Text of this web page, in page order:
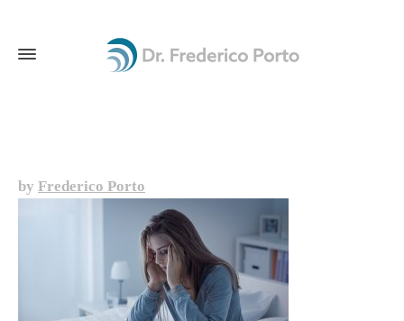
by Frederico Porto